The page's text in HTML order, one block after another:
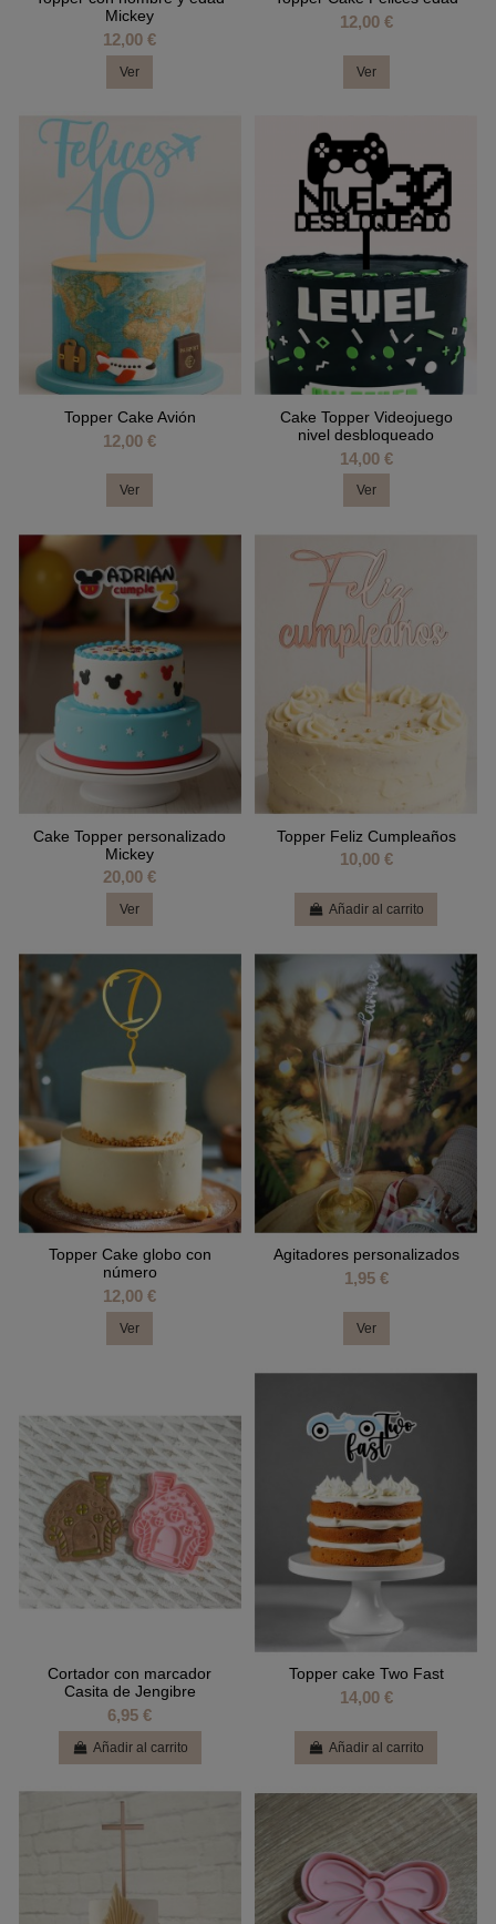
Mickey
12,00 €
Ver
12,00 €
Ver
Topper Cake Avión
12,00 €
Ver
Cake Topper Videojuego
nivel desbloqueado
14,00 €
Ver
Cake Topper personalizado
Mickey
20,00 €
Ver
Topper Feliz Cumpleaños
10,00 €
Añadir al carrito
Topper Cake globo con
número
12,00 €
Ver
Agitadores personalizados
1,95 €
Ver
Cortador con marcador
Casita de Jengibre
6,95 €
Añadir al carrito
Topper cake Two Fast
14,00 €
Añadir al carrito